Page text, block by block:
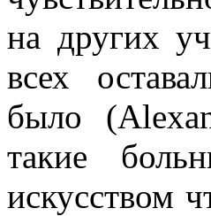
на других
всех
было
такие
искусством